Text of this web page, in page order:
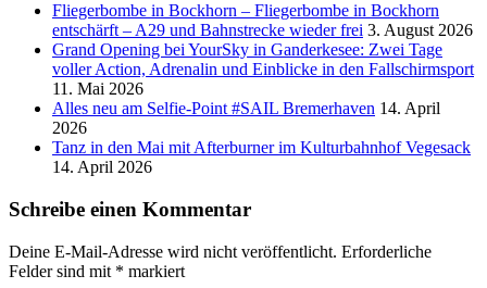
Fliegerbombe in Bockhorn – Fliegerbombe in Bockhorn
entschärft – A29 und Bahnstrecke wieder frei 3. August 2026
Grand Opening bei YourSky in Ganderkesee: Zwei Tage
voller Action, Adrenalin und Einblicke in den Fallschirmsport
11. Mai 2026
Alles neu am Selfie-Point #SAIL Bremerhaven 14. April
2026
Tanz in den Mai mit Afterburner im Kulturbahnhof Vegesack
14. April 2026
Schreibe einen Kommentar
Deine E-Mail-Adresse wird nicht veröffentlicht. Erforderliche
Felder sind mit * markiert